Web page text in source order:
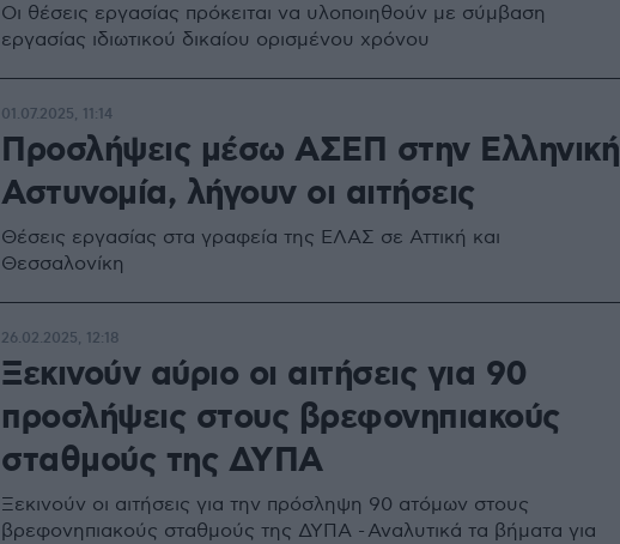
Οι θέσεις εργασίας πρόκειται να υλοποιηθούν με σύμβαση
εργασίας ιδιωτικού δικαίου ορισμένου χρόνου
Προσλήψεις μέσω ΑΣΕΠ στην Ελληνική
Αστυνομία, λήγουν οι αιτήσεις
Θέσεις εργασίας στα γραφεία της ΕΛΑΣ σε Αττική και
Θεσσαλονίκη
01.07.2025, 11:14
Ξεκινούν αύριο οι αιτήσεις για 90
προσλήψεις στους βρεφονηπιακούς
σταθμούς της ΔΥΠΑ
Ξεκινούν οι αιτήσεις για την πρόσληψη 90 ατόμων στους
βρεφονηπιακούς σταθμούς της ΔΥΠΑ - Αναλυτικά τα βήματα για
26.02.2025, 12:18